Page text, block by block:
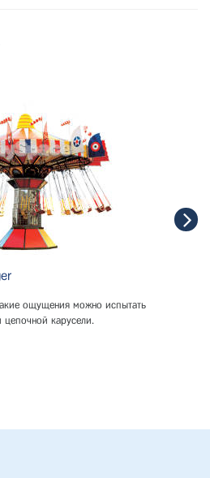
ощущения можно испытать
карусели.